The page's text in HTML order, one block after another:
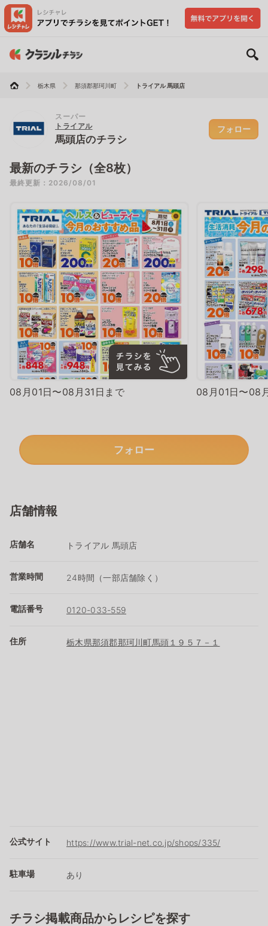
栃木県 那須郡那珂川町 トライアル 馬頭店
スーパー
トライアル
馬頭店のチラシ
フォロー
最新のチラシ（全8枚）
最終更新：2026/08/01
08月01日〜08月31日まで 08月01日〜08
フォロー
店舗情報
店舗名 トライアル 馬頭店
営業時間 24時間（一部店舗除く）
電話番号 0120-033-559
住所 栃木県那須郡那珂川町馬頭１９５７－１
公式サイト https://www.trial-net.co.jp/shops/335/
駐車場 あり
チラシ掲載商品からレシピを探す